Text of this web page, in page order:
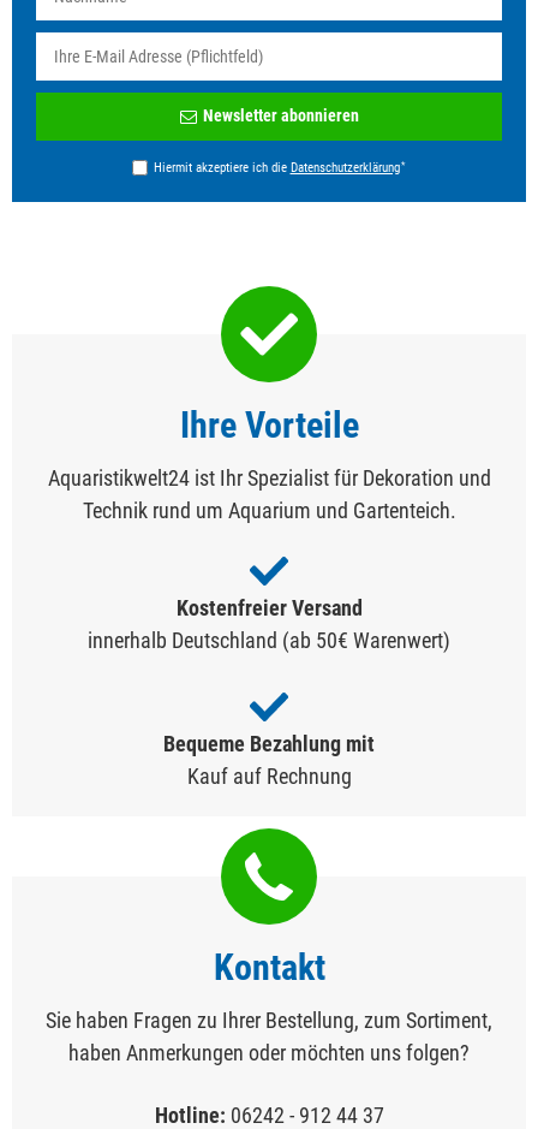
Honig
Newsletter abonnieren
Hiermit akzeptiere ich die Daten­schutz­erklärung*
Ihre Vorteile
Aquaristikwelt24 ist Ihr Spezialist für Dekoration und
Technik rund um Aquarium und Gartenteich.
Kostenfreier Versand
innerhalb Deutschland (ab 50€ Warenwert)
Bequeme Bezahlung mit
Kauf auf Rechnung
Kontakt
Sie haben Fragen zu Ihrer Bestellung, zum Sortiment,
haben Anmerkungen oder möchten uns folgen?
Hotline: 06242 - 912 44 37